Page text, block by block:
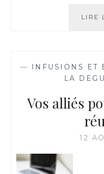
LIRE
— INFUSIONS ET
LA
Vos alliés
12